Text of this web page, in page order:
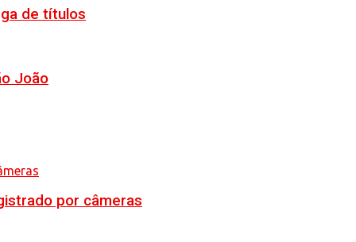
de títulos
João
por câmeras